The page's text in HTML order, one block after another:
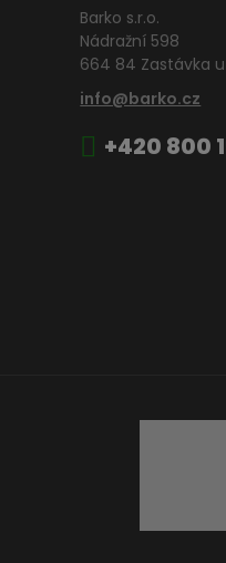
Barko s.r.o.
Nádražní 598
664 84 Zastávka
info@barko.cz
+420 800